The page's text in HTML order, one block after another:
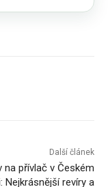
Další článek
na přívlač v Českém
Nejkrásnější revíry a